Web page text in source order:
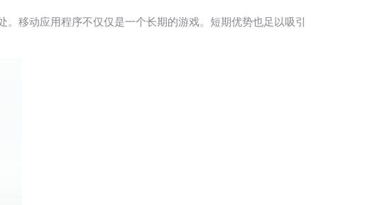
移动应用程序不仅仅是一个长期的游戏。短期优势也足以吸引